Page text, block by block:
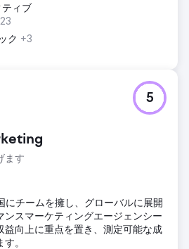
ィブ
ク +3
ます
5
にチームを擁し、グローバルに展開
ンスマーケティングエージェンシー
益向上に重点を置き、測定可能な成
。